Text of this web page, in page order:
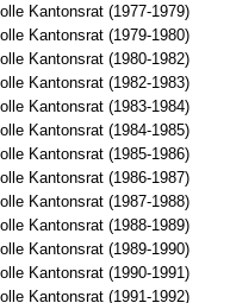
Kantonsrat (1977-1979)
Kantonsrat (1979-1980)
Kantonsrat (1980-1982)
Kantonsrat (1982-1983)
Kantonsrat (1983-1984)
Kantonsrat (1984-1985)
Kantonsrat (1985-1986)
Kantonsrat (1986-1987)
Kantonsrat (1987-1988)
Kantonsrat (1988-1989)
Kantonsrat (1989-1990)
Kantonsrat (1990-1991)
Kantonsrat (1991-1992)